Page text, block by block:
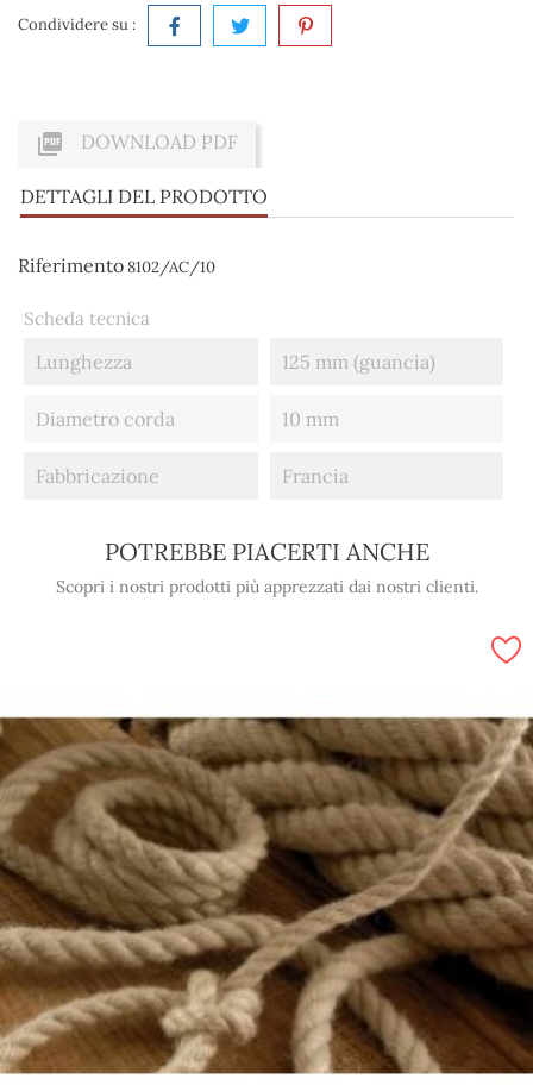
Condividere su :
 DOWNLOAD PDF
DETTAGLI DEL PRODOTTO
Riferimento8102/AC/10
Scheda tecnica
Lunghezza 125 mm (guancia)
Diametro corda 10 mm
Fabbricazione Francia
POTREBBE PIACERTI ANCHE
Scopri i nostri prodotti più apprezzati dai nostri clienti.